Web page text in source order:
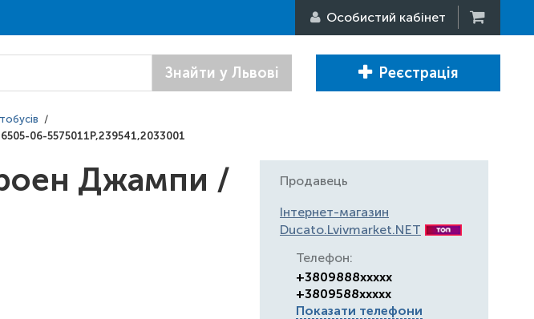
Особистий кабінет
Знайти у Львові Реєстрація
/
06-5575011P,239541,2033001
Джампи /
Продавець
Інтернет-магазин
Ducato.Lvivmarket.NET
Телефон:
+3809888xxxxx
+3809588xxxxx
Показати телефони